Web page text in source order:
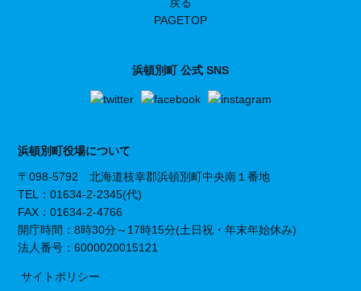
浜頓別町役場について
〒098-5792 北海道枝幸郡浜頓別町中央南１番地
TEL：01634-2-2345(代)
FAX：01634-2-4766
開庁時間：8時30分～17時15分(土日祝・年末年始休み)
法人番号：6000020015121
サイトポリシー
浜頓別町 公式 SNS
PAGETOP